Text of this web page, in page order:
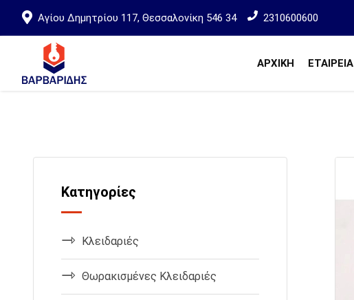
Αγίου Δημητρίου 117, Θεσσαλονίκη 546 34 2310600600
ΑΡΧΙΚΗ ΕΤΑΙΡΕΙΑ
Κατηγορίες
Κλειδαριές
Θωρακισμένες Κλειδαριές